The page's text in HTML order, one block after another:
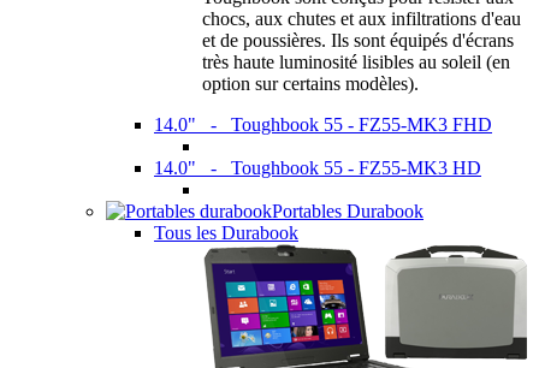
chocs, aux chutes et aux infiltrations d'eau
et de poussières. Ils sont équipés d'écrans
très haute luminosité lisibles au soleil (en
option sur certains modèles).
14.0" - Toughbook 55 - FZ55-MK3 FHD
14.0" - Toughbook 55 - FZ55-MK3 HD
Portables Durabook
Tous les Durabook